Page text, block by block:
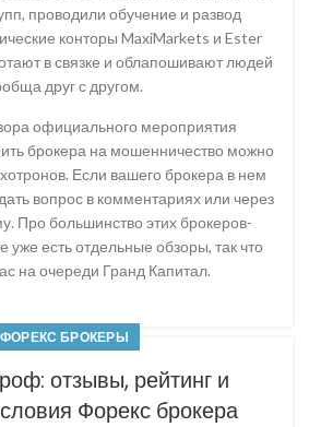
проводили обучение и развод
конторы MaxiMarkets и Ester
в связке и облапошивают людей
друг с другом.
официального мероприятия
брокера на мошенничество можно
Если вашего брокера в нем
вопрос в комментариях или через
Про большинство этих брокеров-
уже есть отдельные обзоры, так что
на очереди Гранд Капитал.
ФОРЕКС БРОКЕРЫ
отзывы, рейтинг и
Форекс брокера